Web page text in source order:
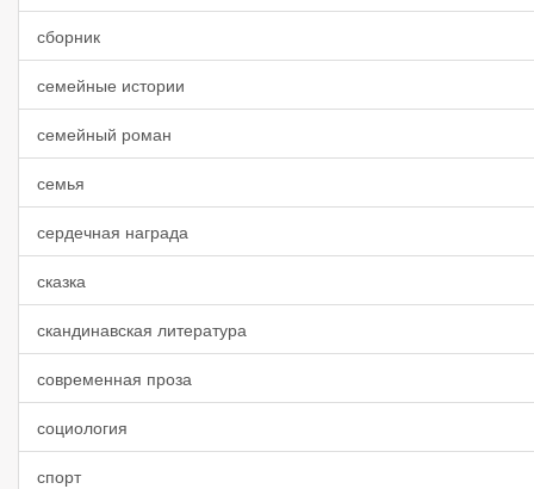
сборник
семейные истории
семейный роман
семья
сердечная награда
сказка
скандинавская литература
современная проза
социология
спорт